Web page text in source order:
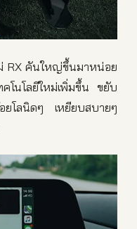
RX คันใหญ่ขึ้นมาหน่อย
โนโลยีใหม่เพิ่มขึ้น ขยับ
ลนิดๆ เหยียบสบายๆ